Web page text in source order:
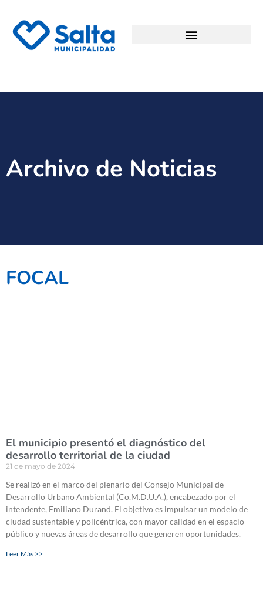
Archivo de Noticias
FOCAL
El municipio presentó el diagnóstico del
desarrollo territorial de la ciudad
21 de mayo de 2024
Se realizó en el marco del plenario del Consejo Municipal de
Desarrollo Urbano Ambiental (Co.M.D.U.A.), encabezado por el
intendente, Emiliano Durand. El objetivo es impulsar un modelo de
ciudad sustentable y policéntrica, con mayor calidad en el espacio
público y nuevas áreas de desarrollo que generen oportunidades.
Leer Más >>